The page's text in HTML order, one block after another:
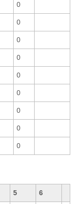
0
0
0
0
0
0
0
0
0
5 6